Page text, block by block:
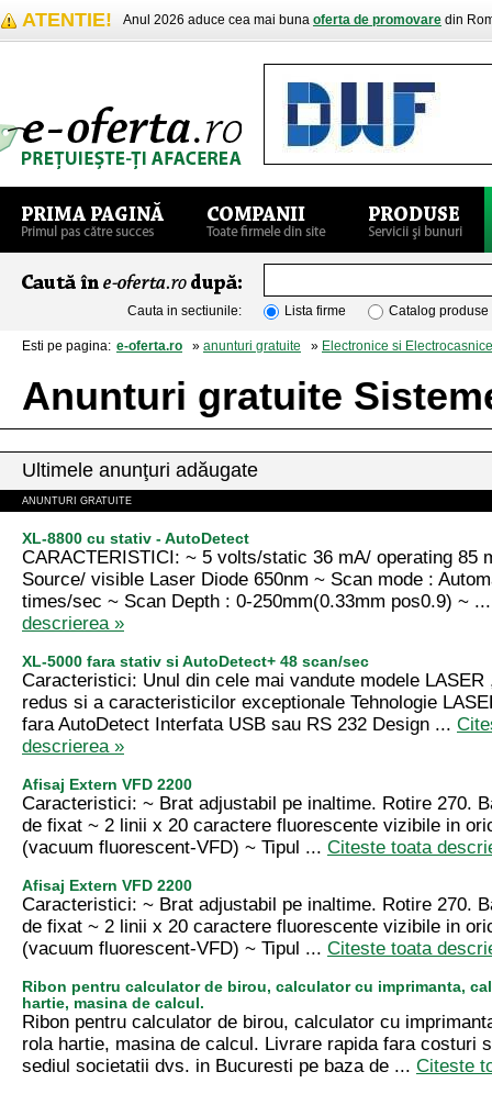
ATENTIE! Anul 2026 aduce cea mai buna oferta de promovare din
Cauta in sectiunile: Lista firme Catalog produse
Esti pe pagina: e-oferta.ro » anunturi gratuite » Electronice si Electrocasnice
Anunturi gratuite
Ultimele anunţuri adăugate
ANUNTURI GRATUITE
XL-8800 cu stativ - AutoDetect
CARACTERISTICI: ~ 5 volts/static 36 mA/ operating 85
Source/ visible Laser Diode 650nm ~ Scan mode :
times/sec ~ Scan Depth : 0-250mm(0.33mm pos0.9) ~
descrierea »
XL-5000 fara stativ si AutoDetect+ 48 scan/sec
Caracteristici: Unul din cele mai vandute modele LASER
redus si a caracteristicilor exceptionale Tehnologie
fara AutoDetect Interfata USB sau RS 232 Design ...
descrierea »
Afisaj Extern VFD 2200
Caracteristici: ~ Brat adjustabil pe inaltime. Rotire 270.
de fixat ~ 2 linii x 20 caractere fluorescente vizibile in
(vacuum fluorescent-VFD) ~ Tipul ... Citeste toata
Afisaj Extern VFD 2200
Caracteristici: ~ Brat adjustabil pe inaltime. Rotire 270.
de fixat ~ 2 linii x 20 caractere fluorescente vizibile in
(vacuum fluorescent-VFD) ~ Tipul ... Citeste toata
Ribon pentru calculator de birou, calculator cu imprimanta,
hartie, masina de calcul.
Ribon pentru calculator de birou, calculator cu
rola hartie, masina de calcul. Livrare rapida fara costuri
sediul societatii dvs. in Bucuresti pe baza de ... Citeste